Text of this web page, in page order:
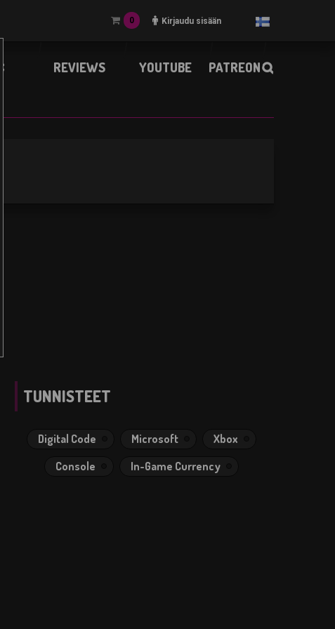
0 Kirjaudu sisään
REVIEWS YOUTUBE PATREON
TUNNISTEET
Digital Code Microsoft
Xbox
Console
In-Game Currency